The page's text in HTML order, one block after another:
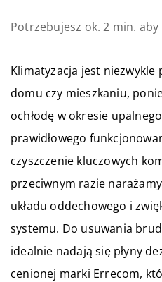
Potrzebujesz ok. 2 min.
Klimatyzacja jest niezwykle
domu czy mieszkaniu,
ochłodę w okresie
prawidłowego
czyszczenie kluczowych
przeciwnym razie
układu oddechowego i
systemu. Do usuwania
idealnie nadają się płyny
cenionej marki Errecom,